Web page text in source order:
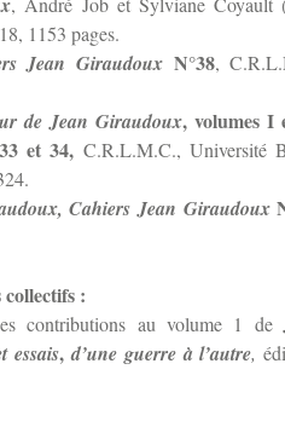
1153 pages.
Jean GiraudouxN°38,
de Jean Giraudoux, volumes I
et 34, C.R.L.M.C., Université
, Cahiers Jean Giraudoux
:
contributions au volume 1 de
essais,d’une guerre à l’autre,